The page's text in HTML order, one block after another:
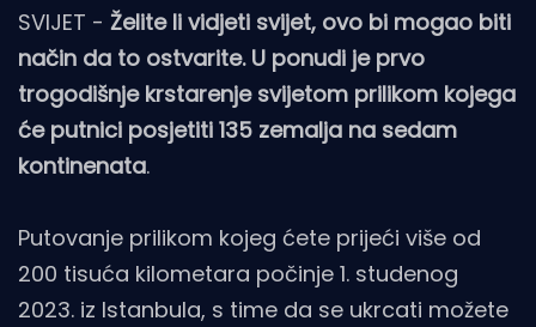
SVIJET - Želite li vidjeti svijet, ovo bi mogao biti
način da to ostvarite. U ponudi je prvo
trogodišnje krstarenje svijetom prilikom kojega
će putnici posjetiti 135 zemalja na sedam
kontinenata.
Putovanje prilikom kojeg ćete prijeći više od
200 tisuća kilometara počinje 1. studenog
2023. iz Istanbula, s time da se ukrcati možete